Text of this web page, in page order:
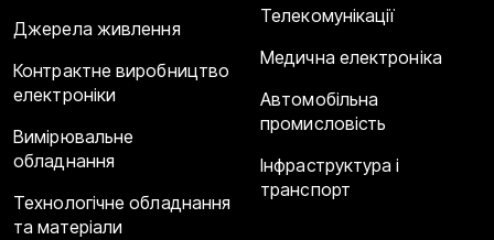
Джерела живлення
Контрактне виробництво
електроніки
Вимірювальне
обладнання
Технологічне обладнання
та матеріали
Телекомунікації
Медична електроніка
Автомобільна
промисловість
Інфраструктура і
транспорт